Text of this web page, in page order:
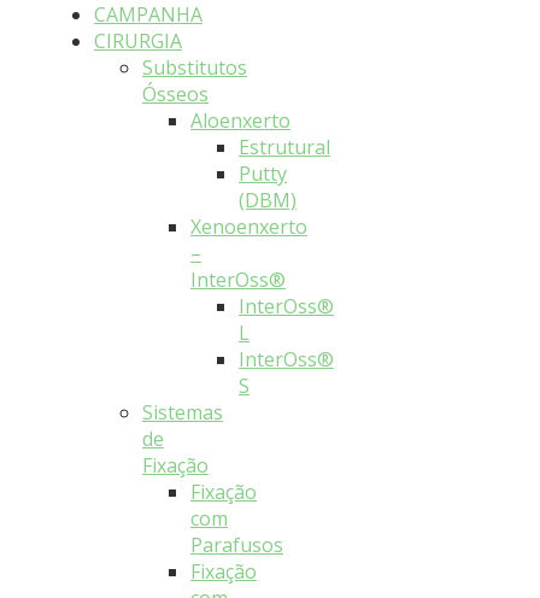
CAMPANHA
CIRURGIA
Substitutos
Ósseos
Aloenxerto
Estrutural
Putty
(DBM)
Xenoenxerto
–
InterOss®
InterOss®
L
InterOss®
S
Sistemas
de
Fixação
Fixação
com
Parafusos
Fixação